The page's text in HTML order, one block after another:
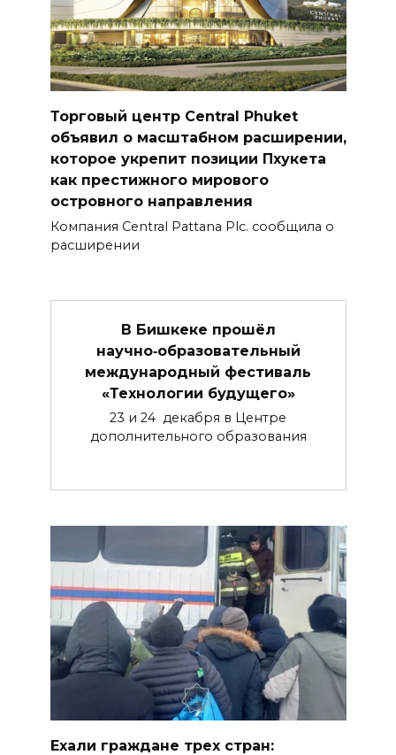
Торговый центр Central Phuket
объявил о масштабном расширении,
которое укрепит позиции Пхукета
как престижного мирового
островного направления
Компания Central Pattana Plc. сообщила о
расширении
В Бишкеке прошёл
научно‑образовательный
международный фестиваль
«Технологии будущего»
23 и 24 декабря в Центре
дополнительного образования
Ехали граждане трех стран: